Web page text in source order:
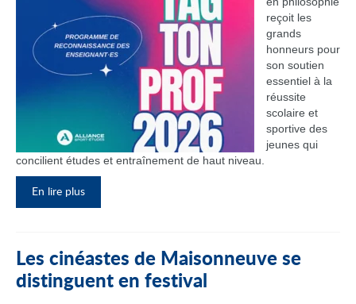
reçoit les
grands
honneurs pour
son soutien
essentiel à la
réussite
scolaire et
sportive des
jeunes qui
concilient études et entraînement de haut niveau.
En lire plus
Les cinéastes de Maisonneuve se
distinguent en festival